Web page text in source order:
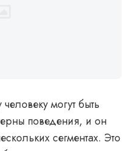
могут быть
поведения, и он
сегментах. Это